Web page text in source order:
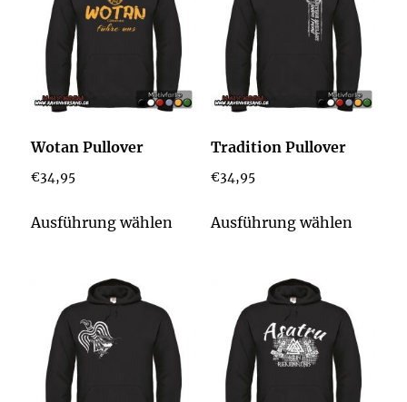
Wotan Pullover
€34,95
Ausführung wählen
Produkt
Varianten
auf.
Die
Optionen
Tradition Pullover
€34,95
Ausführung wählen
auf.
Die